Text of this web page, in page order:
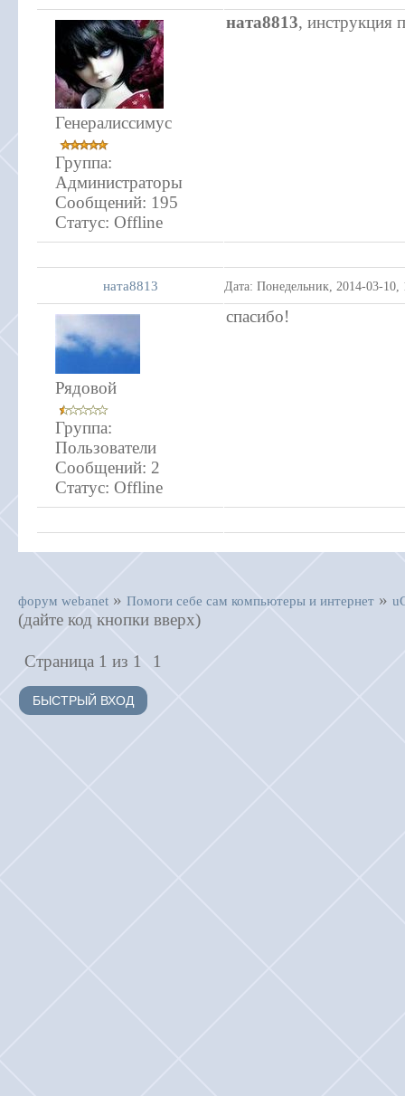
Генералиссимус
Группа:
Администраторы
Сообщений: 195
Статус: Offline
ната8813, инструкция
ната8813 Дата: Понедельник, 2014-03-
Рядовой
Группа:
Пользователи
Сообщений: 2
Статус: Offline
спасибо!
форум webanet » Помоги себе сам компьютеры и интернет »
(дайте код кнопки вверх)
Страница 1 из 1 1